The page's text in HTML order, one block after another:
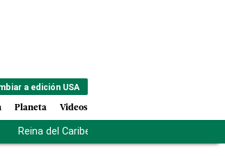
a edición USA
Planeta Videos
Reina del Caribe